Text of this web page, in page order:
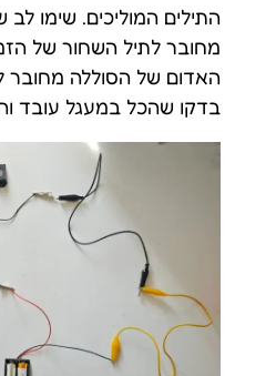
התילים המוליכים. שימו
מחובר לתיל השחור של
האדום של הסוללה מחובר
בדקו שהכל במעגל עובד